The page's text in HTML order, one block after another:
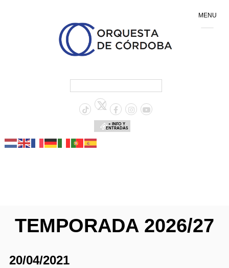
+ INFO Y
ENTRADAS
TEMPORADA 2026/27
20/04/2021
MENU